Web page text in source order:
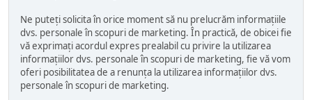
Ne puteți solicita în orice moment să nu prelucrăm informațiile
dvs. personale în scopuri de marketing. În practică, de obicei fie
vă exprimați acordul expres prealabil cu privire la utilizarea
informațiilor dvs. personale în scopuri de marketing, fie vă vom
oferi posibilitatea de a renunța la utilizarea informațiilor dvs.
personale în scopuri de marketing.